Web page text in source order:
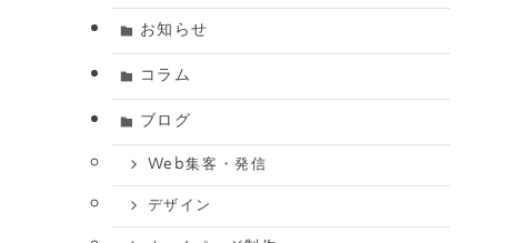
お知らせ
コラム
ブログ
Web集客・発信
デザイン